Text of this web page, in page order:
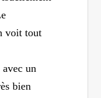
voit tout
un
bien